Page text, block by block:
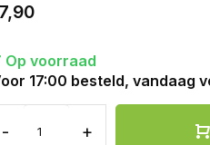
Op voorraad
17:00 besteld, vandaag
- +